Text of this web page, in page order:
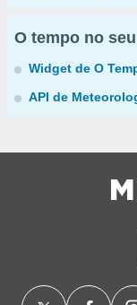
O tempo no
Widget de O
API de